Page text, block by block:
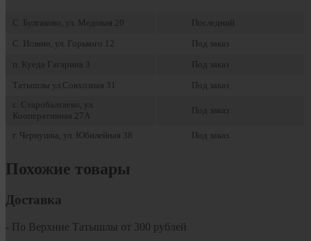
С. Булгаково, ул. Медовая 20
Последний
С. Иглино, ул. Горького 12
Под заказ
п. Куеда Гагарина 3
Под заказ
Татышлы ул.Совхозная 31
Под заказ
с. Старобалтаево, ул.
Кооперативная 27А
Под заказ
г. Чернушка, ул. Юбилейная 38 Под заказ
Похожие товары
Доставка
- По Верхние Татышлы от 300 рублей